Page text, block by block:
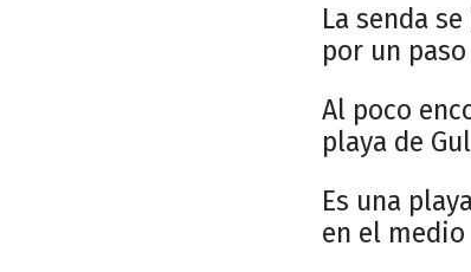
La senda
por un
Al poco
playa de
Es una
en el